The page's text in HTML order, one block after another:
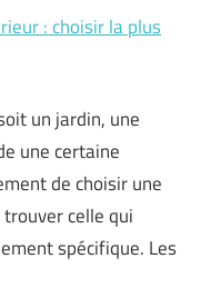
: choisir la plus
un jardin, une
une certaine
de choisir une
celle qui
spécifique. Les